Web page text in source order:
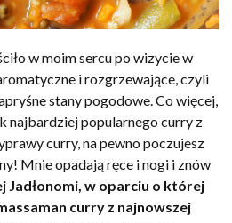
w moim sercu po wizycie w
i rozgrzewające, czyli
stany pogodowe. Co więcej,
najbardziej popularnego curry z
curry, na pewno poczujesz
Mnie opadają ręce i nogi i znów
Jadłonomi, w oparciu o której
curry z najnowszej